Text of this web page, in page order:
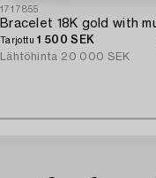
1717855
Tarjottu1 500 SEK
Lähtöhinta 20 000 SEK